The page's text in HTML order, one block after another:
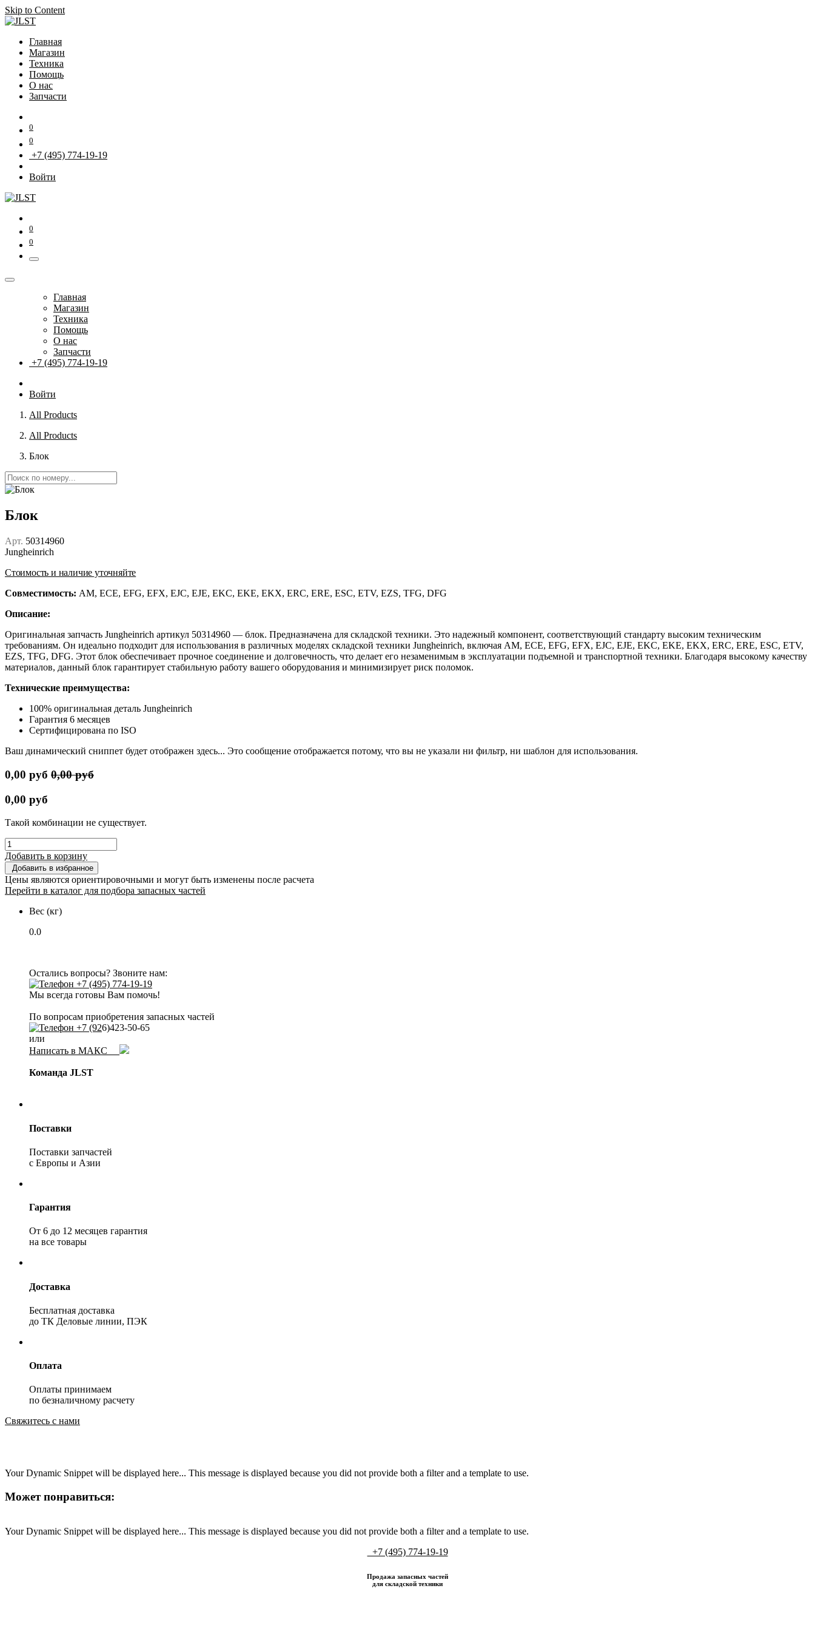
Skip to Content
Главная
Магазин
Техника
Помощь
О нас
Запчасти
0
0
+7 (495) 774-19-19
Войти
0
0
Главная
Магазин
Техника
Помощь
О нас
Запчасти
+7 (495) 774-19-19
Войти
All Products
All Products
Блок
Блок
Арт. 50314960
Jungheinrich
Стоимость и наличие уточняйте
Совместимость: AM, ECE, EFG, EFX, EJC, EJE, EKC, EKE, EKX, ERC, ERE, ESC, ETV, EZS, TFG, DFG
Описание:
Оригинальная запчасть Jungheinrich артикул 50314960 — блок. Предназначена для складской техники. Это надежный компонент, соответствующий стандарту высоким техническим
требованиям. Он идеально подходит для использования в различных моделях складской техники Jungheinrich, включая AM, ECE, EFG, EFX, EJC, EJE, EKC, EKE, EKX, ERC, ERE, ESC, ETV,
EZS, TFG, DFG. Этот блок обеспечивает прочное соединение и долговечность, что делает его незаменимым в эксплуатации подъемной и транспортной техники. Благодаря высокому качеству
материалов, данный блок гарантирует стабильную работу вашего оборудования и минимизирует риск поломок.
Технические преимущества:
100% оригинальная деталь Jungheinrich
Гарантия 6 месяцев
Сертифицирована по ISO
Ваш динамический сниппет будет отображен здесь... Это сообщение отображается потому, что вы не указали ни фильтр, ни шаблон для использования.
0,00 руб 0,00руб
0,00 руб
Такой комбинации не существует.
Добавить в корзину
Добавить в избранное
Цены являются ориентировочными и могут быть изменены после расчета
Перейти в каталог для подбора запасных частей
Вес (кг)
0.0
Остались вопросы? Звоните нам:
+7 (495) 774-19-19
Мы всегда готовы Вам помочь!
По вопросам приобретения запасных частей
+7 (926)423-50-65
или
Написать в МАКС
Команда JLST
Поставки
Поставки запчастей
с Европы и Азии
Гарантия
От 6 до 12 месяцев гарантия
на все товары
Доставка
Бесплатная доставка
до ТК Деловые линии, ПЭК
Оплата
Оплаты принимаем
по безналичному расчету
Свяжитесь с нами
Your Dynamic Snippet will be displayed here... This message is displayed because you did not provide both a filter and a template to use.
Может понравиться:
Your Dynamic Snippet will be displayed here... This message is displayed because you did not provide both a filter and a template to use.
+7 (495) 774-19-19
Продажа запасных частей
для складской техники